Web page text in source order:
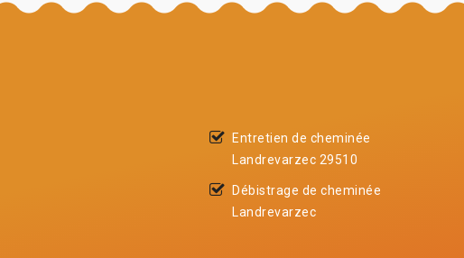
Entretien de cheminée
Landrevarzec 29510
Débistrage de cheminée
Landrevarzec